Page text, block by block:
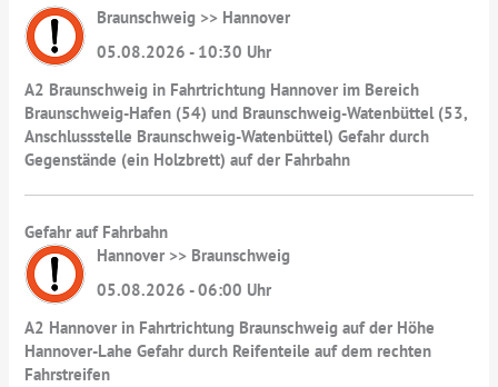
Braunschweig >> Hannover
05.08.2026 - 10:30 Uhr
A2 Braunschweig in Fahrtrichtung Hannover im Bereich
Braunschweig-Hafen (54) und Braunschweig-Watenbüttel (53,
Anschlussstelle Braunschweig-Watenbüttel) Gefahr durch
Gegenstände (ein Holzbrett) auf der Fahrbahn
Gefahr auf Fahrbahn
Hannover >> Braunschweig
05.08.2026 - 06:00 Uhr
A2 Hannover in Fahrtrichtung Braunschweig auf der Höhe
Hannover-Lahe Gefahr durch Reifenteile auf dem rechten
Fahrstreifen